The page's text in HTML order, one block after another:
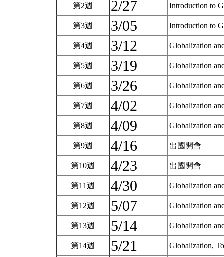
第2週 2/27 Introduction to
第3週 3/05 Introduction to
第4週 3/12 Globalization
第5週 3/19 Globalization
第6週 3/26 Globalization
第7週 4/02 Globalization
第8週 4/09 Globalization
第9週 4/16 出國開會
第10週 4/23 出國開會
第11週 4/30 Globalization
第12週 5/07 Globalization
第13週 5/14 Globalization
第14週 5/21 Globalization,